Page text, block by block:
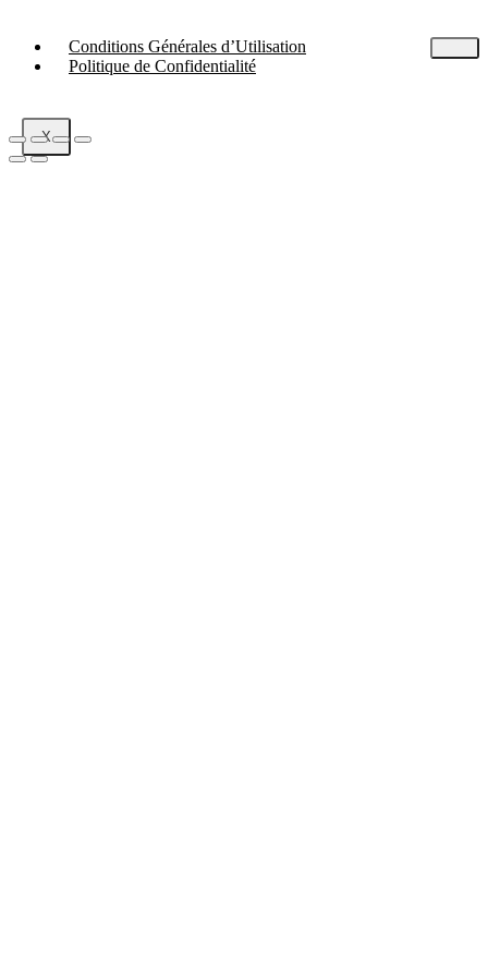
Conditions Générales d’Utilisation
Politique de Confidentialité
X